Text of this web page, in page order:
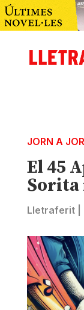
JORN A
El 45
Sorita
Lletraferit|